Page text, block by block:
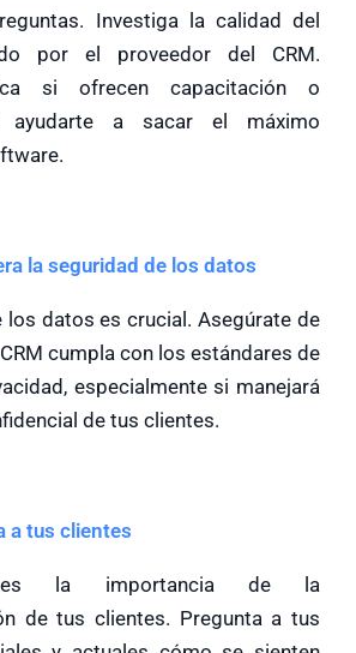
Investiga la calidad del
por el proveedor del CRM.
si ofrecen capacitación o
ayudarte a sacar el máximo
la seguridad de los datos
los datos es crucial. Asegúrate de
cumpla con los estándares de
especialmente si manejará
de tus clientes.
a tus clientes
la importancia de la
de tus clientes. Pregunta a tus